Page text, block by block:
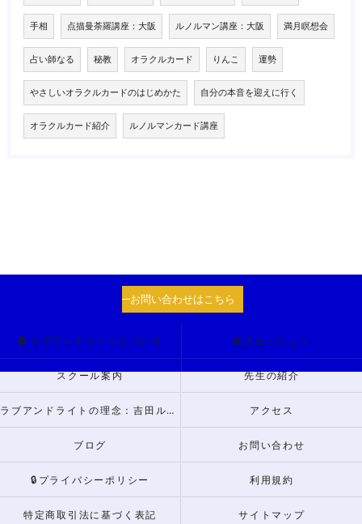
手相 点描曼荼羅講座：大阪 ルノルマン講座：大阪 満月瞑想会
占い師なる 秘教 オラクルカード りんこ 運勢
やさしいオラクルカードのはじめかた 自分の本音を迎えに行く
オラクルカード紹介 ルノルマンカード講座
お問い合わせはこちら
🏠ラブアンドライトについて 個人セッション
スクール案内 先生の紹介
ラブアンドライトの理念：吉田ルナからのメッセージ アクセス
ブログ お問い合わせ
🔒プライバシーポリシー 利用規約
特定商取引法に基づく表記 サイトマップ